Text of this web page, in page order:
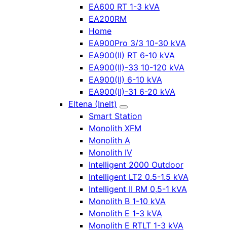
EA600 RT 1-3 kVA
EA200RM
Home
EA900Pro 3/3 10-30 kVA
EA900(II) RT 6-10 kVA
EA900(II)-33 10-120 kVA
EA900(II) 6-10 kVA
EA900(II)-31 6-20 kVA
Eltena (Inelt)
Smart Station
Monolith XFM
Monolith A
Monolith IV
Intelligent 2000 Outdoor
Intelligent LT2 0.5-1.5 kVA
Intelligent II RM 0,5-1 kVA
Monolith B 1-10 kVA
Monolith E 1-3 kVA
Monolith E RTLT 1-3 kVA